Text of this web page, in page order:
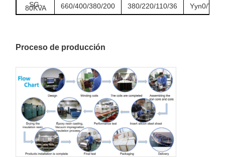
SG-
80KVA 660/400/380/200 380/220/110/36
Yyn0/Y/d/
Proceso de producción